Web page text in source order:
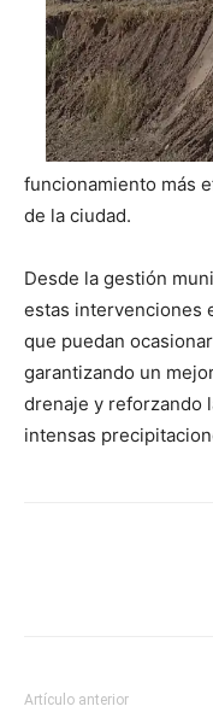
funcionamiento más
de la ciudad.
Desde la gestión
estas intervenciones
que puedan
garantizando un
drenaje y reforzando
intensas
Artículo anterior